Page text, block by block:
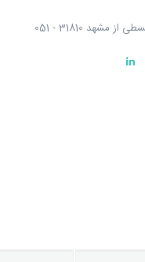
31810 - 051